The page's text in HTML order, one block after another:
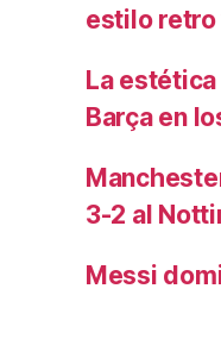
estilo retro
La
Barça en
3-2 al
Messi